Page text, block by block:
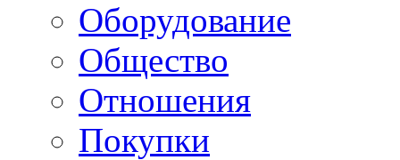
Оборудование
Общество
Отношения
Покупки